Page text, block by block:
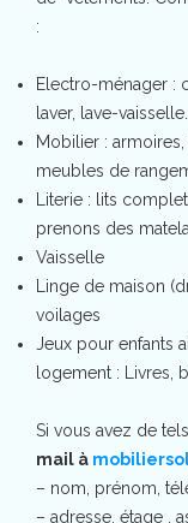
:
Electro-ménager :
laver, lave-
Mobilier : armoires,
meubles de
Literie : lits
prenons des
Vaisselle
Linge de maison
voilages
Jeux pour enfants
logement : Livres,
Si vous avez de
mail à
– nom, prénom,
– adresse, étage ,